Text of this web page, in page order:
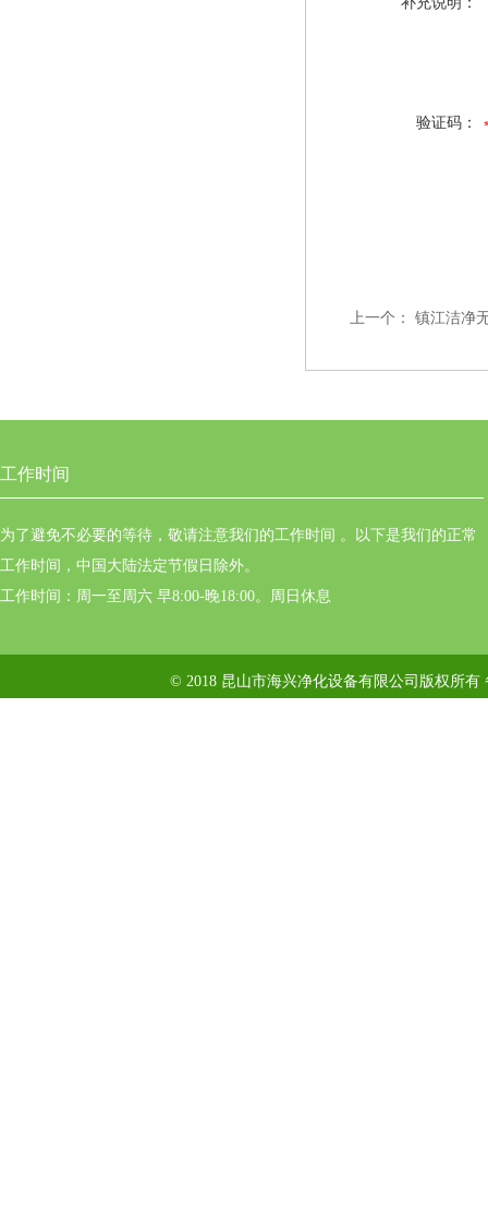
验证码：
上一个： 镇江洁净
工作时间
为了避免不必要的等待，敬请注意我们的工作时间 。以下是我们的正常
工作时间，中国大陆法定节假日除外。
工作时间：周一至周六 早8:00-晚18:00。周日休息
© 2018 昆山市海兴净化设备有限公司版权所有